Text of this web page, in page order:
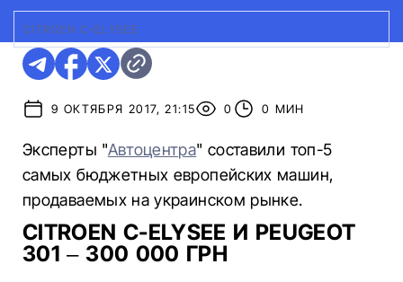
CITROEN C-ELYSEE
9 ОКТЯБРЯ 2017, 21:15 0 0 МИН
Эксперты "Автоцентра" составили топ-5
самых бюджетных европейских машин,
продаваемых на украинском рынке.
CITROEN C-ELYSEE И PEUGEOT
301 – 300 000 ГРН